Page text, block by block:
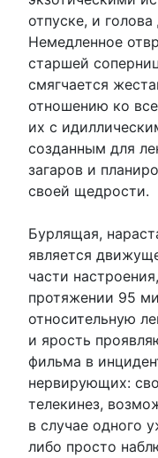
отпуске, и
Немедленное
старшей
смягчается
отношению ко
их с
созданным для
загаров и
своей щедрости.
Бурлящая,
является
части
протяжении 95
относительную
и ярость
фильма в
нервирующих:
телекинез,
в случае одного
либо просто